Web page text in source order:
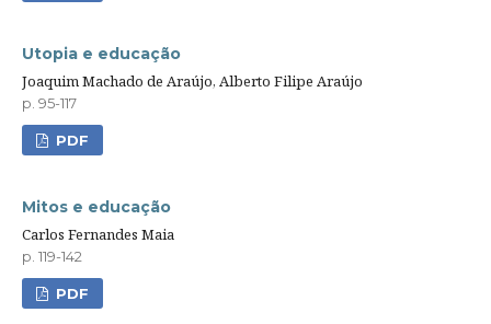
Utopia e educação
Joaquim Machado de Araújo, Alberto Filipe Araújo
p. 95-117
PDF
Mitos e educação
Carlos Fernandes Maia
p. 119-142
PDF